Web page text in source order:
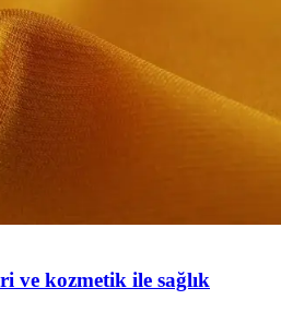
ve kozmetik ile sağlık